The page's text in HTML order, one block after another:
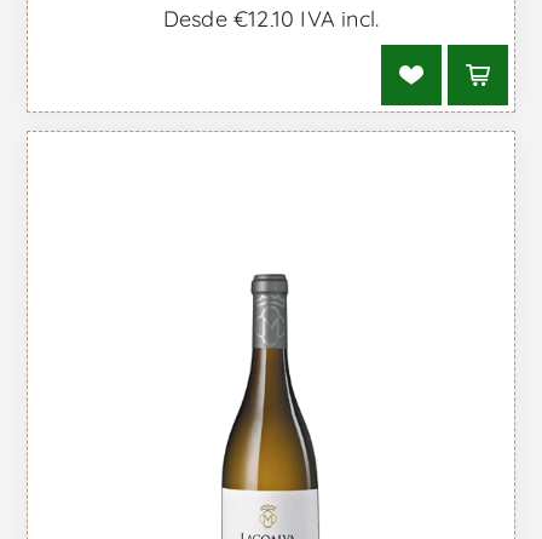
Desde €12,10 IVA incl.